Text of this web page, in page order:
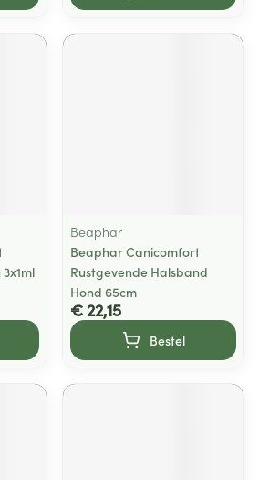
Beaphar
Beaphar Canicomfort
Rustgevende Halsband
Hond 65cm
€ 22,15
Bestel